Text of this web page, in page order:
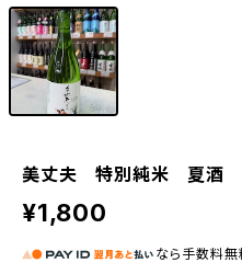
美丈夫 特別純米 夏酒
¥1,800
なら 手数料無